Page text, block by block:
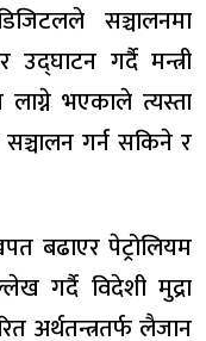
सञ्चालनमा
गर्दै मन्त्री
भएकाले त्यस्ता
गर्न सकिने र
बढाएर पेट्रोलियम
गर्दै विदेशी मुद्रा
अर्थतन्त्रतर्फ लैजान